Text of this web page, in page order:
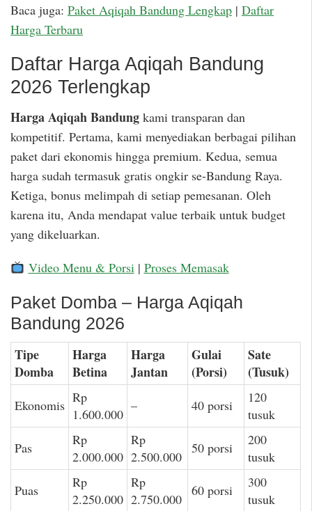
Baca juga: Paket Aqiqah Bandung Lengkap | Daftar
Harga Terbaru
Daftar Harga Aqiqah Bandung
2026 Terlengkap
Harga Aqiqah Bandung kami transparan dan
kompetitif. Pertama, kami menyediakan berbagai pilihan
paket dari ekonomis hingga premium. Kedua, semua
harga sudah termasuk gratis ongkir se-Bandung Raya.
Ketiga, bonus melimpah di setiap pemesanan. Oleh
karena itu, Anda mendapat value terbaik untuk budget
yang dikeluarkan.
Video Menu & Porsi| Proses Memasak
Paket Domba – Harga Aqiqah
Bandung 2026
Tipe
Domba
Harga
Betina
Harga
Jantan
Gulai
(Porsi)
Sate
(Tusuk)
Ekonomis Rp
1.600.000
– 40 porsi
120
tusuk
Pas
Rp
2.000.000
Rp
2.500.000
50 porsi
200
tusuk
Puas
Rp
2.250.000
Rp
2.750.000
60 porsi
300
tusuk